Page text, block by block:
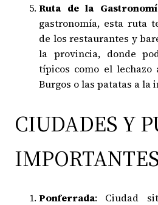
Ruta de la
gastronomía, esta ruta
de los restaurantes y
la provincia, donde
típicos como el lechazo
Burgos o las patatas a la
CIUDADES Y
Ponferrada: Ciudad